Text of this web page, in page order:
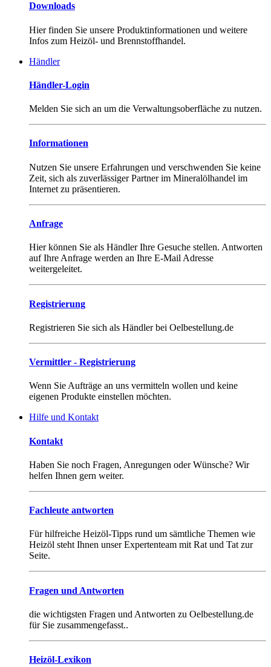
Downloads
Hier finden Sie unsere Produktinformationen und weitere
Infos zum Heizöl- und Brennstoffhandel.
Händler
Händler-Login
Melden Sie sich an um die Verwaltungsoberfläche zu nutzen.
Informationen
Nutzen Sie unsere Erfahrungen und verschwenden Sie keine
Zeit, sich als zuverlässiger Partner im Mineralölhandel im
Internet zu präsentieren.
Anfrage
Hier können Sie als Händler Ihre Gesuche stellen. Antworten
auf Ihre Anfrage werden an Ihre E-Mail Adresse
weitergeleitet.
Registrierung
Registrieren Sie sich als Händler bei Oelbestellung.de
Vermittler - Registrierung
Wenn Sie Aufträge an uns vermitteln wollen und keine
eigenen Produkte einstellen möchten.
Hilfe und Kontakt
Kontakt
Haben Sie noch Fragen, Anregungen oder Wünsche? Wir
helfen Ihnen gern weiter.
Fachleute antworten
Für hilfreiche Heizöl-Tipps rund um sämtliche Themen wie
Heizöl steht Ihnen unser Expertenteam mit Rat und Tat zur
Seite.
Fragen und Antworten
die wichtigsten Fragen und Antworten zu Oelbestellung.de
für Sie zusammengefasst..
Heizöl-Lexikon